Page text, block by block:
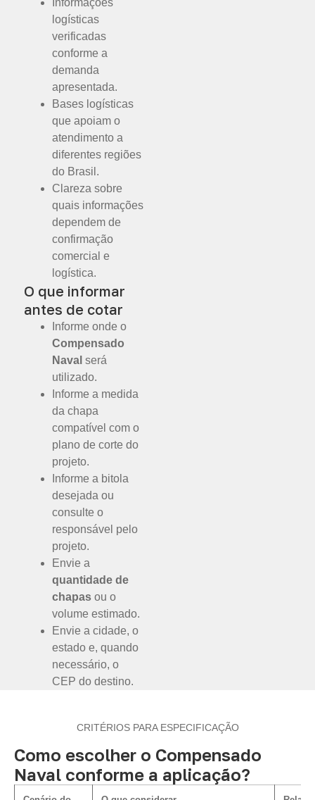
logísticas
verificadas
conforme a
demanda
apresentada.
Bases logísticas
que apoiam o
atendimento a
diferentes regiões
do Brasil.
Clareza sobre
quais informações
dependem de
confirmação
comercial e
logística.
O que informar
antes de cotar
Informe onde o
Compensado
Naval será
utilizado.
Informe a medida
da chapa
compatível com o
plano de corte do
projeto.
Informe a bitola
desejada ou
consulte o
responsável pelo
projeto.
Envie a
quantidade de
chapas ou o
volume estimado.
Envie a cidade, o
estado e, quando
necessário, o
CEP do destino.
CRITÉRIOS PARA ESPECIFICAÇÃO
Como escolher o Compensado
Naval conforme a aplicação?